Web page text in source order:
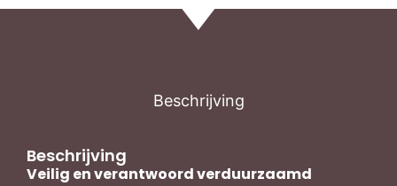
Beschrijving
Beschrijving
Veilig en verantwoord verduurzaamd